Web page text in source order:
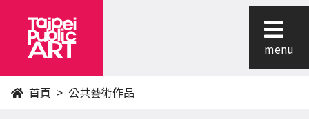
menu
首頁 公共藝術作品